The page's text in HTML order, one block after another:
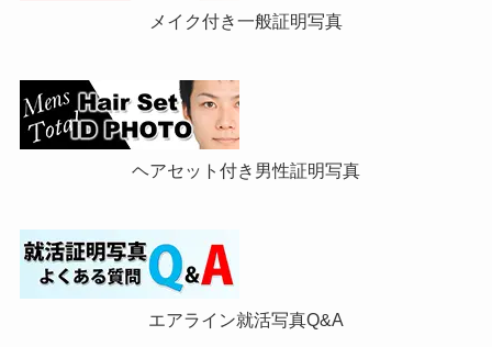
メイク付き一般証明写真
ヘアセット付き男性証明写真
エアライン就活写真Q&A